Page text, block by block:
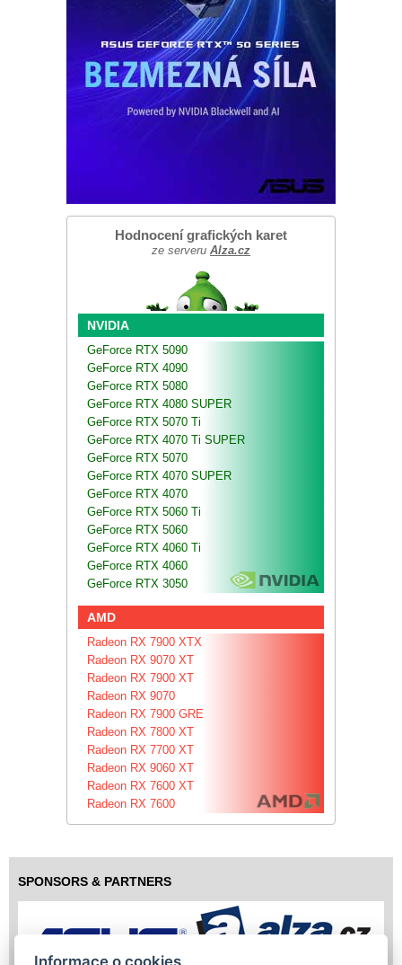
Hodnocení grafických karet
ze serveru Alza.cz
NVIDIA
GeForce RTX 5090
GeForce RTX 4090
GeForce RTX 5080
GeForce RTX 4080 SUPER
GeForce RTX 5070 Ti
GeForce RTX 4070 Ti SUPER
GeForce RTX 5070
GeForce RTX 4070 SUPER
GeForce RTX 4070
GeForce RTX 5060 Ti
GeForce RTX 5060
GeForce RTX 4060 Ti
GeForce RTX 4060
GeForce RTX 3050
AMD
Radeon RX 7900 XTX
Radeon RX 9070 XT
Radeon RX 7900 XT
Radeon RX 9070
Radeon RX 7900 GRE
Radeon RX 7800 XT
Radeon RX 7700 XT
Radeon RX 9060 XT
Radeon RX 7600 XT
Radeon RX 7600
SPONSORS & PARTNERS
Informace o cookies